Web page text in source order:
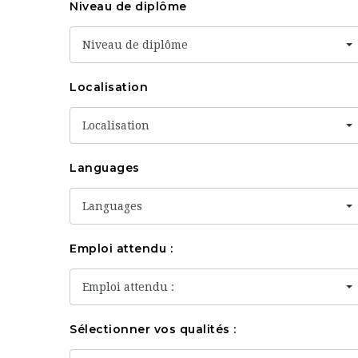
Niveau de diplôme
Niveau de diplôme
Localisation
Localisation
Languages
Languages
Emploi attendu :
Emploi attendu :
Sélectionner vos qualités :